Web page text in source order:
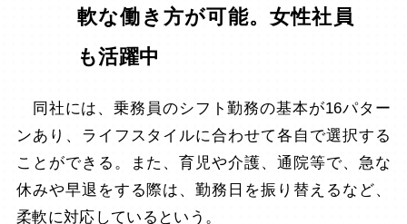
軟な働き方が可能。女性社員
も活躍中
同社には、乗務員のシフト勤務の基本が16パター
ンあり、ライフスタイルに合わせて各自で選択する
ことができる。また、育児や介護、通院等で、急な
休みや早退をする際は、勤務日を振り替えるなど、
柔軟に対応しているという。